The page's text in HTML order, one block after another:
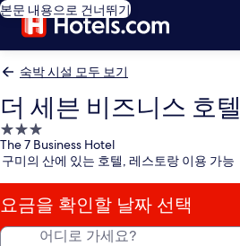
본문 내용으로 건너뛰기
숙박 시설 모두 보기
더 세븐 비즈니스 호텔
3.0
성
급
숙
박
시
The 7 Business Hotel
구미의 산에 있는 호텔, 레스토랑 이용 가능
요금을 확인할 날짜 선택
어디로 가세요?